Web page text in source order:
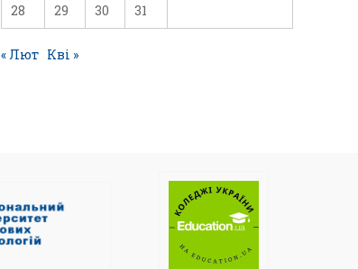
28 29 30 31
« Лют Кві »